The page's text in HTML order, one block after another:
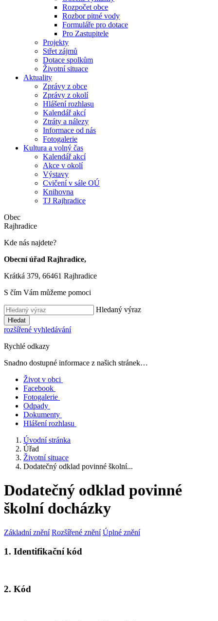
Rozpočet obce
Rozbor pitné vody
Formuláře pro dotace
Pro Zastupitele
Projekty
Střet zájmů
Dotace spolkům
Životní situace
Aktuality
Zprávy z obce
Zprávy z okolí
Hlášení rozhlasu
Kalendář akcí
Ztráty a nálezy
Informace od nás
Fotogalerie
Kultura a volný čas
Kalendář akcí
Akce v okolí
Výstavy
Cvičení v sále OÚ
Knihovna
TJ Rajhradice
Obec
Rajhradice
Kde nás najdete?
Obecní úřad Rajhradice,
Krátká 379, 66461 Rajhradice
S čím Vám můžeme pomoci
Hledaný výraz
Hledat
rozšířené vyhledávání
Rychlé odkazy
Snadno dostupné informace z našich stránek…
Život v obci
Facebook
Fotogalerie
Odpady
Dokumenty
Hlášení rozhlasu
Úvodní stránka
Úřad
Životní situace
Dodatečný odklad povinné školní...
Dodatečný odklad povinné
školní docházky
Základní znění Rozšířené znění Úplné znění
1. Identifikační kód
2. Kód